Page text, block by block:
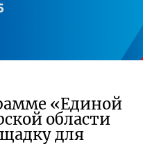
«Единой
области
для